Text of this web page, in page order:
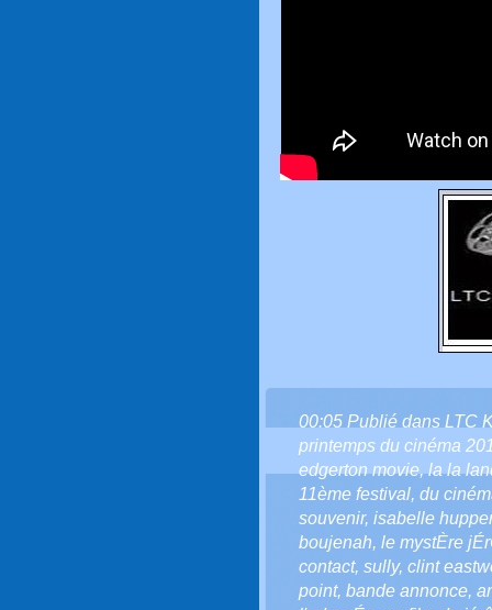
00:05 Publié dans LTC
printemps du cinéma
edgerton movie,la la
11ème festival, du
souvenir, isabelle
boujenah, le mystÈre
contact, sully, clint
point, bande annonce,